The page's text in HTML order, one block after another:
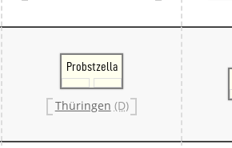
Probstzella
Thüringen (D)